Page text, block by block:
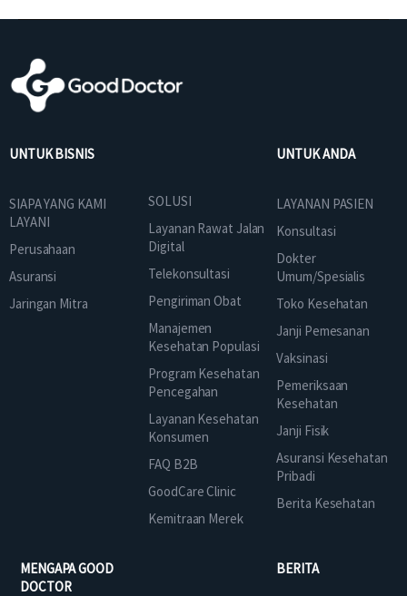
UNTUK BISNIS
SIAPA YANG KAMI
LAYANI
Perusahaan
Asuransi
Jaringan Mitra
SOLUSI
Layanan Rawat Jalan
Digital
Telekonsultasi
Pengiriman Obat
Manajemen
Kesehatan Populasi
Program Kesehatan
Pencegahan
Layanan Kesehatan
Konsumen
FAQ B2B
GoodCare Clinic
Kemitraan Merek
UNTUK ANDA
LAYANAN PASIEN
Konsultasi
Dokter
Umum/Spesialis
Toko Kesehatan
Janji Pemesanan
Vaksinasi
Pemeriksaan
Kesehatan
Janji Fisik
Asuransi Kesehatan
Pribadi
Berita Kesehatan
MENGAPA GOOD
DOCTOR
BERITA